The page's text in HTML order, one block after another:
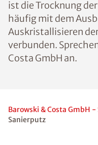
ist die Trocknung
häufig mit dem
Auskristallisieren
verbunden.
Costa GmbH an.
Barowski & Costa GmbH
Sanierputz